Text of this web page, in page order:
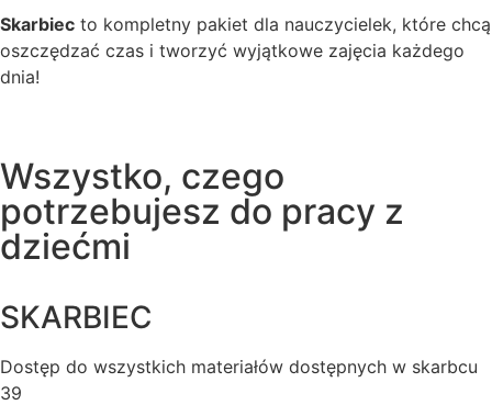
Skarbiec to kompletny pakiet dla nauczycielek, które chcą
oszczędzać czas i tworzyć wyjątkowe zajęcia każdego
dnia!
Wszystko, czego
potrzebujesz do pracy z
dziećmi
SKARBIEC
Dostęp do wszystkich materiałów dostępnych w skarbcu
39